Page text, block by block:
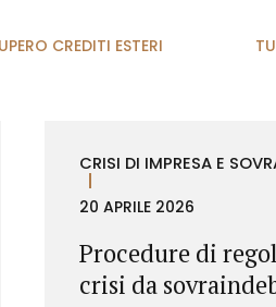
CREDITI ESTERI
CRISI DI IMPRESA E
20 APRILE 2026
Procedure di
crisi da